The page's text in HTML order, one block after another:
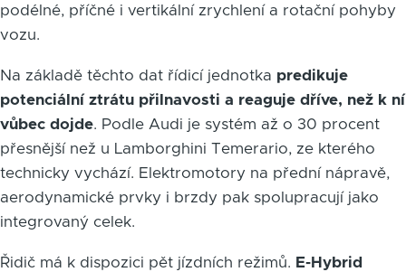
podélné, příčné i vertikální zrychlení a rotační pohyby
vozu.
Na základě těchto dat řídicí jednotka predikuje
potenciální ztrátu přilnavosti a reaguje dříve, než k ní
vůbec dojde. Podle Audi je systém až o 30 procent
přesnější než u Lamborghini Temerario, ze kterého
technicky vychází. Elektromotory na přední nápravě,
aerodynamické prvky i brzdy pak spolupracují jako
integrovaný celek.
Řidič má k dispozici pět jízdních režimů. E-Hybrid